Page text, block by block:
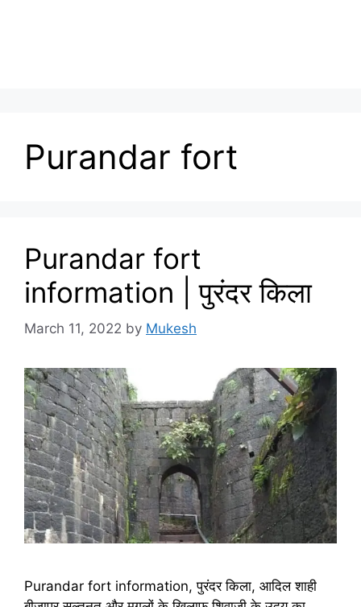
Purandar fort
Purandar fort
information | पुरंदर किला
March 11, 2022 by Mukesh
Purandar fort information, पुरंदर किला, आदिल शाही